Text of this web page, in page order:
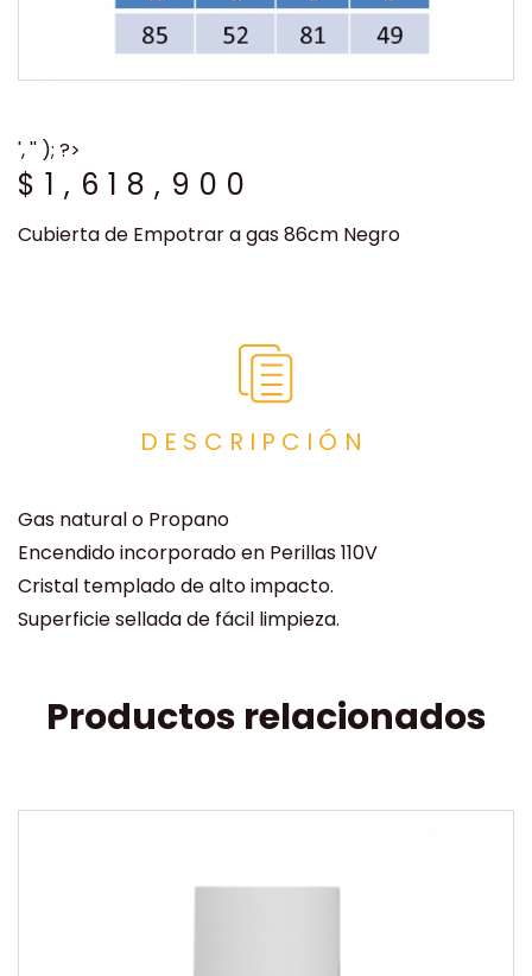
', '' ); ?>
$1,618,900
Cubierta de Empotrar a gas 86cm Negro
DESCRIPCIÓN
Gas natural o Propano
Encendido incorporado en Perillas 110V
Cristal templado de alto impacto.
Superficie sellada de fácil limpieza.
Productos relacionados